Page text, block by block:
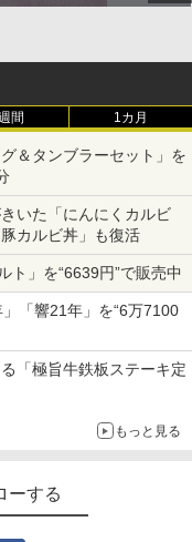
間 1カ月
＆タンブラーセット」を
いた「にんにくカルビ
カルビ丼」も復活
ト」を“6639円”で販売中
「響21年」を“6万7100
「極旨牛鉄板ステーキ定
もっと見る
ーする